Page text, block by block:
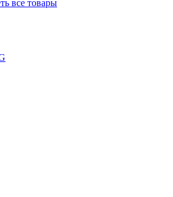
все товары